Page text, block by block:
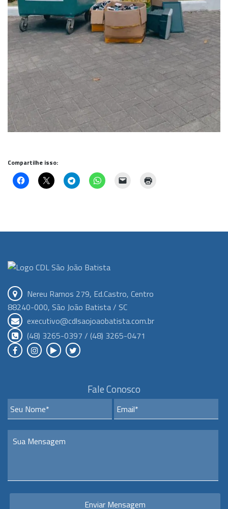
Compartilhe isso:
Nereu Ramos 279, Ed.Castro, Centro
88240-000, São João Batista / SC
executivo@cdlsaojoaobatista.com.br
(48) 3265-0397 / (48) 3265-0471
Fale Conosco